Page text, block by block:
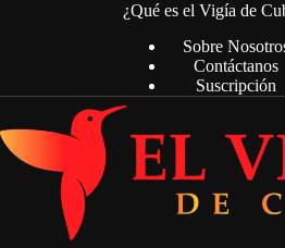
¿Qué es el Vigía de
Sobre
Contáctanos
Suscripción